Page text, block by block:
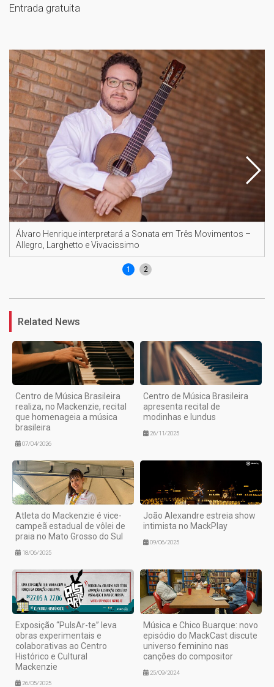
Entrada gratuita
Álvaro Henrique interpretará a Sonata em Três Movimentos –
Allegro, Larghetto e Vivacissimo
1 2
Related News
Centro de Música Brasileira
realiza, no Mackenzie, recital
que homenageia a música
brasileira
07/04/2026
Centro de Música Brasileira
apresenta recital de
modinhas e lundus
26/11/2025
Atleta do Mackenzie é vice-
campeã estadual de vôlei de
praia no Mato Grosso do Sul
18/06/2025
João Alexandre estreia show
intimista no MackPlay
09/06/2025
Exposição “PulsAr-te” leva
obras experimentais e
colaborativas ao Centro
Histórico e Cultural
Mackenzie
26/05/2025
Música e Chico Buarque: novo
episódio do MackCast discute
universo feminino nas
canções do compositor
25/09/2024